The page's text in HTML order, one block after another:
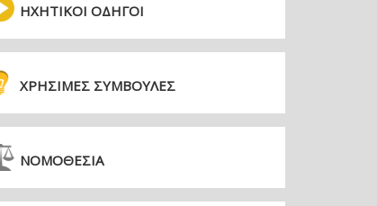
ΗΧΗΤΙΚΟΙ ΟΔΗΓΟΙ
ΧΡΗΣΙΜΕΣ ΣΥΜΒΟΥΛΕΣ
ΝΟΜΟΘΕΣΙΑ